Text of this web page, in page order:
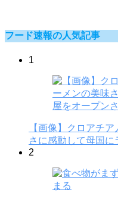
フード速報の人気記事
1
【画像】クロアチ
さに感動して母国
2